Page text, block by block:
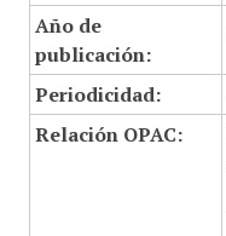
Año de
publicación:
Periodicidad:
Relación OPAC: